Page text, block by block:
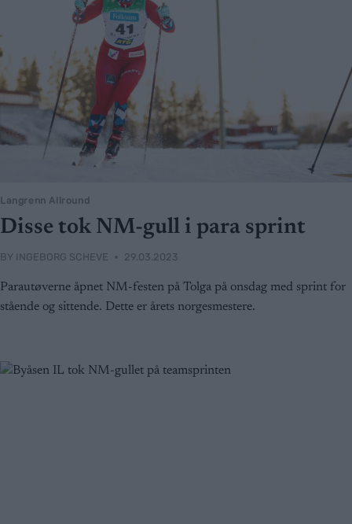
Langrenn Allround
Disse tok NM-gull i para sprint
BY INGEBORG SCHEVE 29.03.2023
Parautøverne åpnet NM-festen på Tolga på onsdag med sprint for
stående og sittende. Dette er årets norgesmestere.